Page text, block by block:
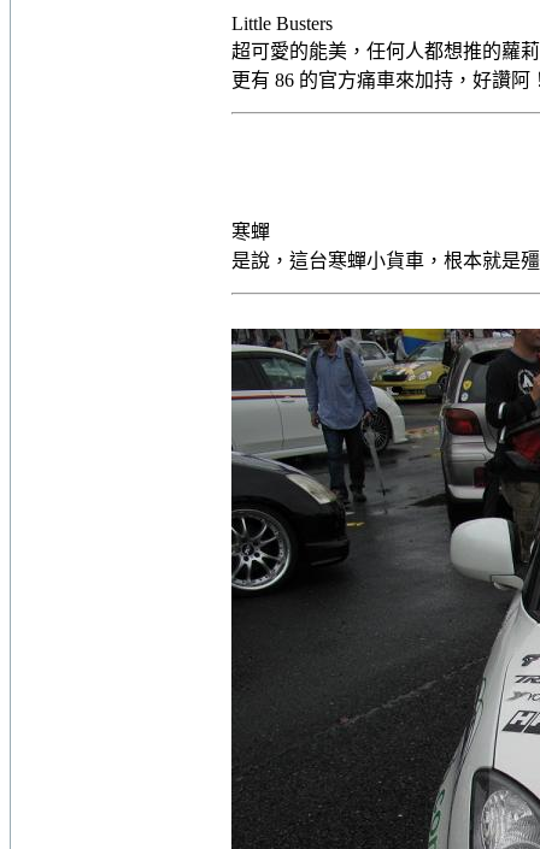
Little Busters
超可愛的能美，任何人都想推的蘿
更有 86 的官方痛車來加持，好讚阿
寒蟬
是說，這台寒蟬小貨車，根本就是